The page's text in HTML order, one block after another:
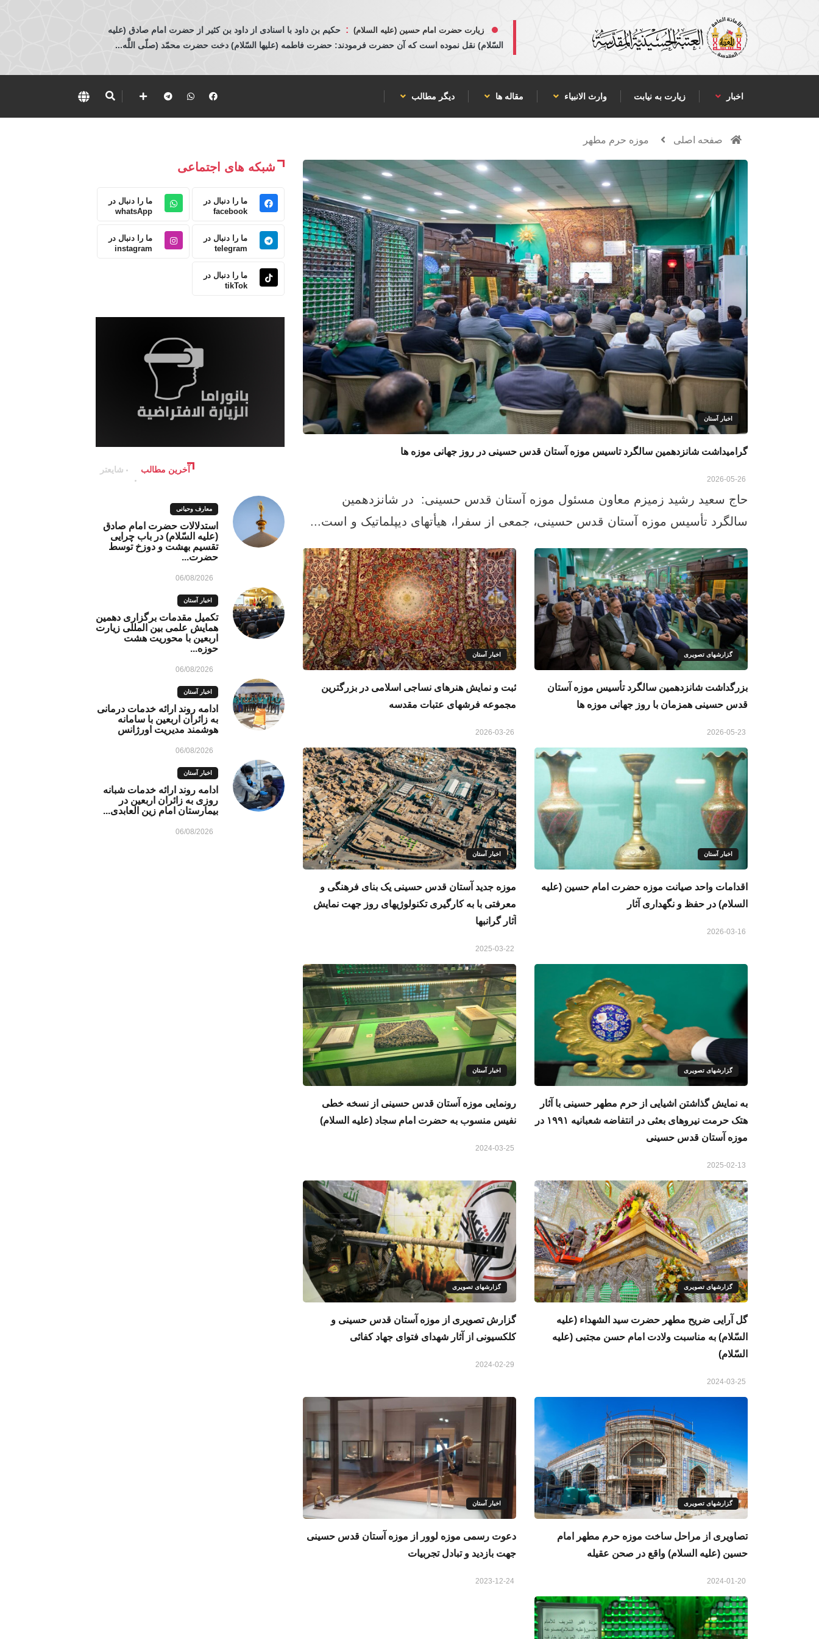
زیارت حضرت امام حسین (علیه السلام) : حكيم بن داود با اسنادی از داود بن كثير از حضرت امام صادق (عليه
السّلام) نقل نموده است كه آن حضرت فرمودند: حضرت فاطمه (عليها السّلام) دخت حضرت محمّد (صلّى اللَّه...
اخبار زیارت به نیابت وارث الانبياء مقاله ها دیگر مطالب
صفحه اصلی موزه حرم مطهر
اخبار آستان
گرامیداشت شانزدهمین سالگرد تاسیس موزه آستان قدس حسینی در روز جهانی موزه ها
حاج سعید رشید زمیزم معاون مسئول موزه آستان قدس حسینی: در شانزدهمین
سالگرد تأسیس موزه آستان قدس حسینی، جمعی از سفرا، هيأتهای دیپلماتیک و است...
گزارشهای تصویری
بزرگداشت شانزدهمین سالگرد تأسیس موزه آستان
قدس حسینی همزمان با روز جهانی موزه‌ ها
اخبار آستان
ثبت و نمایش هنرهای نساجی اسلامی در بزرگترین
مجموعه فرشهای عتبات مقدسه
اخبار آستان
اقدامات واحد صیانت موزه حضرت امام حسین (علیه
السلام) در حفظ و نگهداری آثار
اخبار آستان
موزه جدید آستان قدس حسینی یک بنای فرهنگی و
معرفتی با به کارگیری تکنولوژیهای روز جهت نمایش
آثار گرانبها
گزارشهای تصویری
به نمایش گذاشتن اشیایی از حرم مطهر حسینی با آثار
هتک حرمت نیروهای بعثی در انتفاضه شعبانیه ۱۹۹۱ در
موزه آستان قدس حسینی
اخبار آستان
رونمایی موزه آستان قدس حسینی از نسخه خطی
نفیس منسوب به حضرت امام سجاد (علیه السلام)
گزارشهای تصویری
گل آرایی ضریح مطهر حضرت سید الشهداء (علیه
السّلام) به مناسبت ولادت امام حسن مجتبی (علیه
السّلام)
گزارشهای تصویری
گزارش تصویری از موزه آستان قدس حسینی و
کلکسیونی از آثار شهدای فتوای جهاد کفائی
گزارشهای تصویری
تصاویری از مراحل ساخت موزه حرم مطهر امام
حسین (علیه السلام) واقع در صحن عقیله
اخبار آستان
دعوت رسمی موزه لوور از موزه آستان قدس حسینی
جهت بازدید و تبادل تجربیات
شبکه های اجتماعی
ما را دنبال در
facebook
ما را دنبال در
whatsApp
ما را دنبال در
telegram
ما را دنبال در
instagram
ما را دنبال در
tikTok
آخرین مطالب شایعتر
معارف وحیانی
استدلالات حضرت امام صادق
(علیه السّلام) در باب چرایی
تقسیم بهشت و دوزخ توسط
حضرت...
06/08/2026
اخبار آستان
تکمیل مقدمات برگزاری دهمین
همایش علمی بین المللی زیارت
اربعین با محوریت هشت
حوزه...
06/08/2026
اخبار آستان
ادامه روند ارائه خدمات درمانی
به زائران اربعین با سامانه
هوشمند مدیریت اورژانس
06/08/2026
اخبار آستان
ادامه روند ارائه خدمات شبانه
روزی به زائران اربعین در
بیمارستان امام زین العابدی...
06/08/2026